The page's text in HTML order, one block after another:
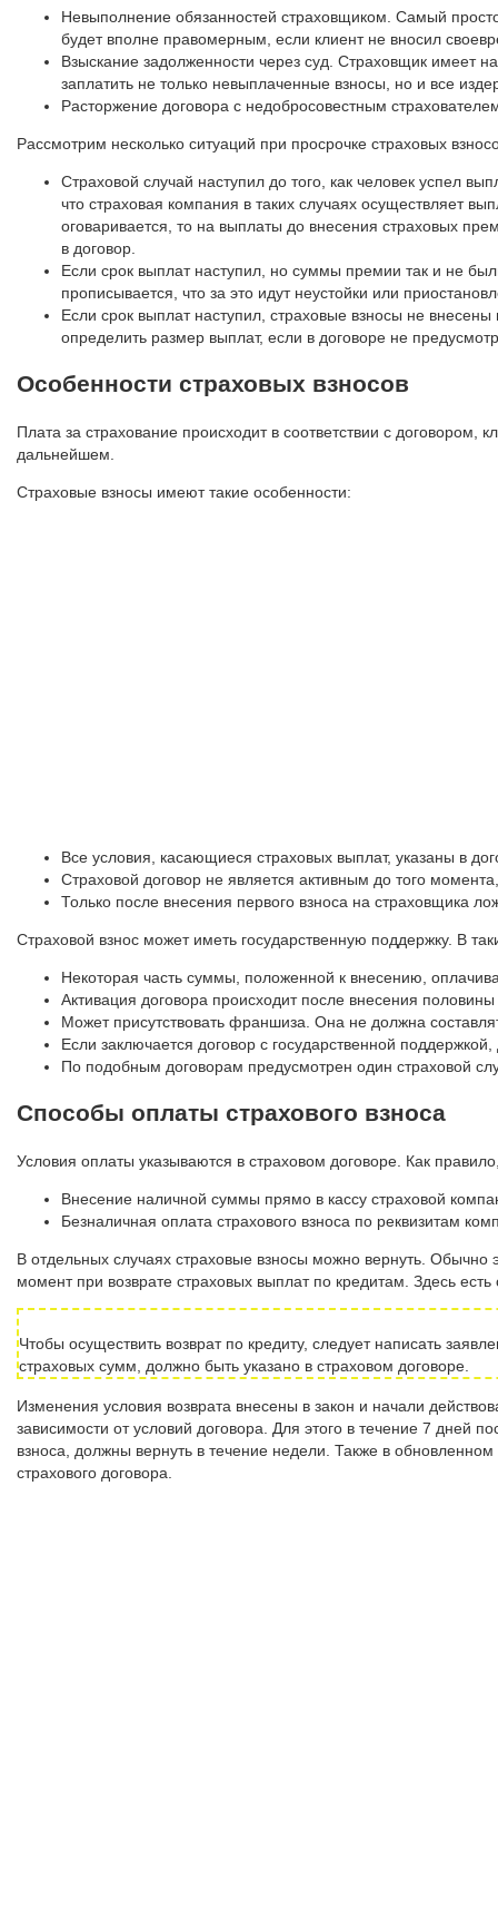
Невыполнение обязанностей страховщиком. Самый
будет вполне правомерным, если клиент не вносил
Взыскание задолженности через суд. Страховщик имеет
заплатить не только невыплаченные взносы, но и все
Расторжение договора с недобросовестным
Рассмотрим несколько ситуаций при просрочке страховых
Страховой случай наступил до того, как человек успел
что страховая компания в таких случаях осуществляет
оговаривается, то на выплаты до внесения страховых
в договор.
Если срок выплат наступил, но суммы премии так и не
прописывается, что за это идут неустойки или
Если срок выплат наступил, страховые взносы не
определить размер выплат, если в договоре не
Особенности страховых взносов
Плата за страхование происходит в соответствии с
дальнейшем.
Страховые взносы имеют такие особенности:
Все условия, касающиеся страховых выплат, указаны в
Страховой договор не является активным до того
Только после внесения первого взноса на страховщика
Страховой взнос может иметь государственную поддержку. В
Некоторая часть суммы, положенной к внесению,
Активация договора происходит после внесения
Может присутствовать франшиза. Она не должна
Если заключается договор с государственной
По подобным договорам предусмотрен один страховой
Способы оплаты страхового взноса
Условия оплаты указываются в страховом договоре. Как
Внесение наличной суммы прямо в кассу страховой
Безналичная оплата страхового взноса по реквизитам
В отдельных случаях страховые взносы можно вернуть. Обычно
момент при возврате страховых выплат по кредитам. Здесь
Чтобы осуществить возврат по кредиту, следует написать
страховых сумм, должно быть указано в страховом договоре.
Изменения условия возврата внесены в закон и начали
зависимости от условий договора. Для этого в течение 7 дней
взноса, должны вернуть в течение недели. Также в обновленном
страхового договора.